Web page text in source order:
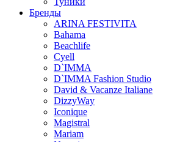
Бренды
ARINA FESTIVITA
Bahama
Beachlife
Cyell
D`IMMA
D`IMMA Fashion Studio
David & Vacanze Italiane
DizzyWay
Iconique
Magistral
Mariam